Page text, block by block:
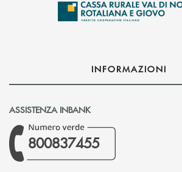
INFORMAZIONI
ASSISTENZA INBANK
800837455